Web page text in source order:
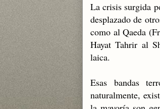
La crisis surgida
desplazado de
como al Qaeda
Hayat Tahrir al
laica.
Esas bandas
naturalmente,